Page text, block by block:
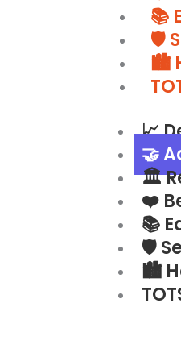
📚
🛡️
🏙️
📈
🤝
🏛️
❤️
📚
🛡️
🏙️